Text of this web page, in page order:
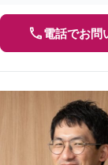
電話でお問